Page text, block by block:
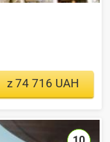
z 74 716 UAH